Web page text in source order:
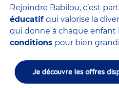
Rejoindre Babilou, c’est
éducatif qui valorise la
qui donne à chaque enfant
conditions pour bien
Je découvre les offres